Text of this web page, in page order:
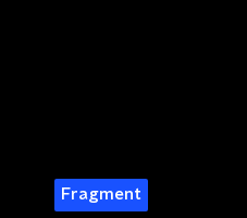
Fragment